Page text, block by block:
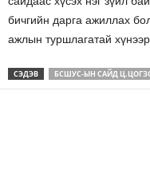
бичгийн дарга ажиллах
ажлын туршлагатай
СЭДЭВ БСШУС-ЫН САЙД